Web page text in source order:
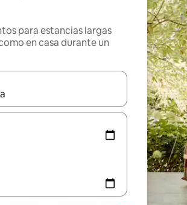
para estancias largas
en casa durante un
estén disponibles, podrás navegar usando